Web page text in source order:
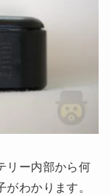
リー内部から何
わかります。